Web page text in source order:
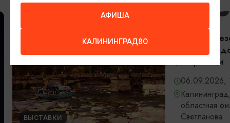
ВЫСТАВКИ
КОНЦЕРТЫ
Открытие
филармонии
06.09.2026,
областная
Светланова
АФИША
КАЛИНИНГРАД80